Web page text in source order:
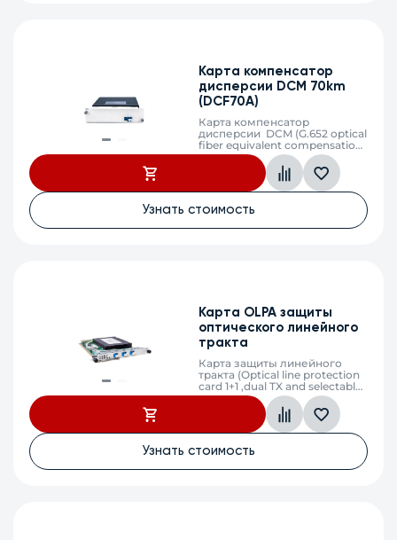
Карта компенсатор
дисперсии DCM 70km
(DCF70A)
Карта компенсатор
дисперсии DCM (G.652 optical
fiber equivalent compensation
70km)
Узнать стоимость
Карта OLPA защиты
оптического линейного
тракта
Карта защиты линейного
тракта (Optical line protection
card 1+1 ,dual TX and selectable
RX, LC)
Узнать стоимость